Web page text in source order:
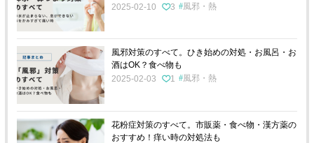
2025-02-10
3 風邪・熱
風邪対策のすべて。ひき始めの対処・お風呂・お
酒はOK？食べ物も
2025-02-03
1 風邪・熱
花粉症対策のすべて。市販薬・食べ物・漢方薬の
おすすめ！痒い時の対処法も